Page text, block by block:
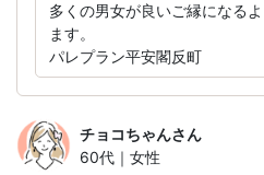
多くの男女が良いご縁になる
ます。
パレプラン平安閣反町
チョコちゃんさん
60代｜女性